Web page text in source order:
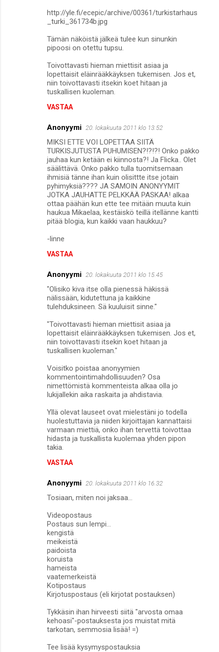
http://yle.fi/ecepic/archive/00361/turkistarhaus
_turki_361734b.jpg
Tämän näköistä jälkeä tulee kun sinunkin
pipoosi on otettu tupsu.
Toivottavasti hieman miettisit asiaa ja
lopettaisit eläinrääkkäyksen tukemisen. Jos et,
niin toivottavasti itsekin koet hitaan ja
tuskallisen kuoleman.
VASTAA
Anonyymi 20. lokakuuta 2011 klo 13.52
MIKSI ETTE VOI LOPETTAA SIITÄ
TURKISJUTUSTA PUHUMISEN?!?!?! Onko pakko
jauhaa kun ketään ei kiinnosta?! Ja Flicka.. Olet
säälittävä. Onko pakko tulla tuomitsemaan
ihmisiä tänne ihan kuin olisittte itse jotain
pyhimyksiä???? JA SAMOIN ANONYYMIT
JOTKA JAUHATTE PELKKÄÄ PASKAA! alkaa
ottaa päähän kun ette tee mitään muuta kuin
haukua Mikaelaa, kestäiskö teillä itellänne kantti
pitää blogia, kun kaikki vaan haukkuu?
-linne
VASTAA
Anonyymi 20. lokakuuta 2011 klo 15.45
"Olisiko kiva itse olla pienessä häkissä
nälissään, kidutettuna ja kaikkine
tulehduksineen. Sä kuuluisit sinne."
"Toivottavasti hieman miettisit asiaa ja
lopettaisit eläinrääkkäyksen tukemisen. Jos et,
niin toivottavasti itsekin koet hitaan ja
tuskallisen kuoleman."
Voisitko poistaa anonyymien
kommentointimahdollisuuden? Osa
nimettömistä kommenteista alkaa olla jo
lukijallekin aika raskaita ja ahdistavia.
Yllä olevat lauseet ovat mielestäni jo todella
huolestuttavia ja niiden kirjoittajan kannattaisi
varmaan miettiä, onko ihan tervettä toivottaa
hidasta ja tuskallista kuolemaa yhden pipon
takia.
VASTAA
Anonyymi 20. lokakuuta 2011 klo 16.32
Tosiaan, miten noi jaksaa...
Videopostaus
Postaus sun lempi...
kengistä
meikeistä
paidoista
koruista
hameista
vaatemerkeistä
Kotipostaus
Kirjotuspostaus (eli kirjotat postauksen)
Tykkäsin ihan hirveesti siitä "arvosta omaa
kehoasi"-postauksesta jos muistat mitä
tarkotan, semmosia lisää! =)
Tee lisää kysymyspostauksia